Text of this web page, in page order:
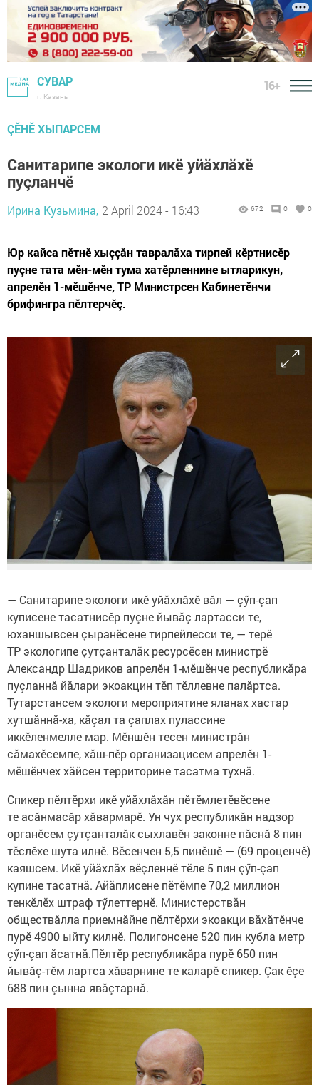
СУВАР
г. Казань
16+
ÇӖНӖ ХЫПАРСЕМ
Санитарипе экологи икӗ уйăхлăхӗ
пуçланчӗ
Ирина Кузьмина, 2 April 2024 - 16:43 672 0 0
Юр кайса пӗтнӗ хыççăн тавралăха тирпей кӗртнисӗр
пуçне тата мӗн-мӗн тума хатӗрленнине ытларикун,
апрелӗн 1-мӗшӗнче, ТР Министрсен Кабинетӗнчи
брифингра пӗлтерчӗç.
— Санитарипе экологи икӗ уйăхлăхӗ вăл — çӳп-çап
куписене тасатнисӗр пуçне йывăç лартасси те,
юханшывсен çыранӗсене тирпейлесси те, — терӗ
ТР экологипе çутçанталăк ресурсӗсен министрӗ
Александр Шадриков апрелӗн 1-мӗшӗнче республикăра
пуçланнă йăлари экоакцин тӗп тӗллевне палăртса.
Тутарстансем экологи мероприятине яланах хастар
хутшăннă-ха, кăçал та çаплах пулассине
иккӗленмелле мар. Мӗншӗн тесен министрăн
сăмахӗсемпе, хăш-пӗр организацисем апрелӗн 1-
мӗшӗнчех хăйсен территорине тасатма тухнă.
Спикер пӗлтӗрхи икӗ уйăхлăхăн пӗтӗмлетӗвӗсене
те асăнмасăр хăвармарӗ. Ун чух республикăн надзор
органӗсем çутçанталăк сыхлавӗн законне пăснă 8 пин
тӗслӗхе шута илнӗ. Вӗсенчен 5,5 пинӗшӗ — (69 проценчӗ)
каяшсем. Икӗ уйăхлăх вӗçленнӗ тӗле 5 пин çӳп-çап
купине тасатнă. Айăплисене пӗтӗмпе 70,2 миллион
тенкӗлӗх штраф тӳлеттернӗ. Министерствăн
обществăлла приемнăйне пӗлтӗрхи экоакци вăхăтӗнче
пурӗ 4900 ыйту килнӗ. Полигонсене 520 пин кубла метр
çӳп-çап ăсатнă.Пӗлтӗр республикăра пурӗ 650 пин
йывăç-тӗм лартса хăварнине те каларӗ спикер. Çак ӗçе
688 пин çынна явăçтарнă.